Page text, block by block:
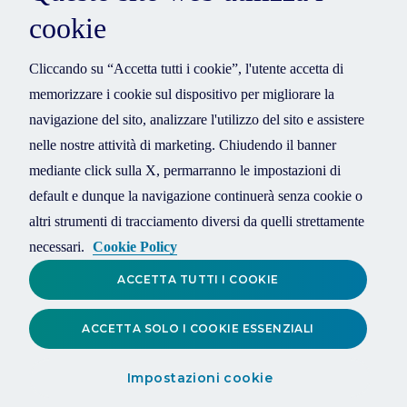
cookie
Cliccando su “Accetta tutti i cookie”, l'utente accetta di
memorizzare i cookie sul dispositivo per migliorare la
navigazione del sito, analizzare l'utilizzo del sito e assistere
nelle nostre attività di marketing. Chiudendo il banner
mediante click sulla X, permarranno le impostazioni di
default e dunque la navigazione continuerà senza cookie o
altri strumenti di tracciamento diversi da quelli strettamente
necessari. Cookie Policy
Impostazioni cookie
ACCETTA SOLO I COOKIE ESSENZIALI
ACCETTA TUTTI I COOKIE